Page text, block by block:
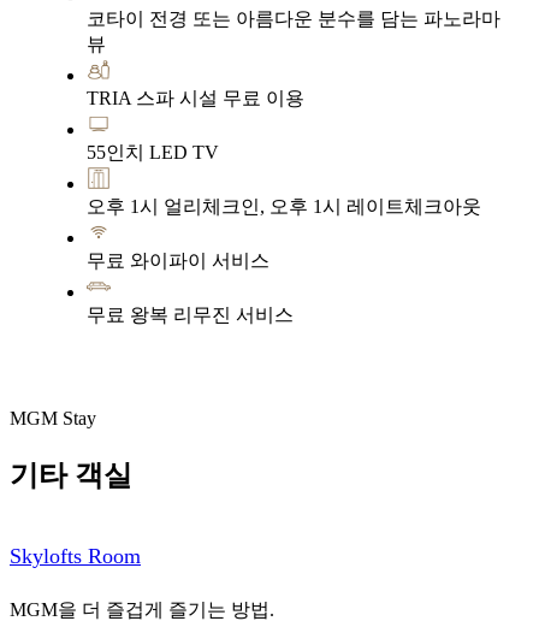
코타이 전경 또는 아름다운 분수를 담는 파노라마
뷰
TRIA 스파 시설 무료 이용
55인치 LED TV
오후 1시 얼리체크인, 오후 1시 레이트체크아웃
무료 와이파이 서비스
무료 왕복 리무진 서비스
MGM Stay
기타 객실
Skylofts Room
MGM을 더 즐겁게 즐기는 방법.